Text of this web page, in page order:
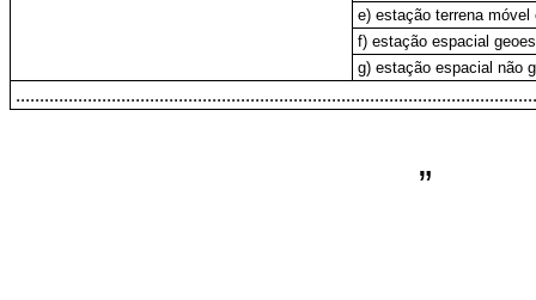
e) estação terrena
f) estação espacial
g) estação espacial não
”